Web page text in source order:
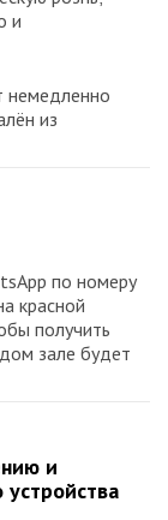
и
немедленно
из
по номеру
красной
получить
зале будет
и